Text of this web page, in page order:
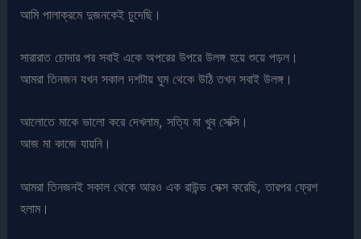
আমি পালাক্রমে দুজনকেই চুদেছি।
সারারাত চোদার পর সবাই একে অপরের উপরে উলঙ্গ হয়ে শুয়ে পড়ল।
আমরা তিনজন যখন সকাল দশটায় ঘুম থেকে উঠি তখন সবাই উলঙ্গ।
আলোতে মাকে ভালো করে দেখলাম, সত্যি মা খুব সেক্সি।
আজ মা কাজে যায়নি।
আমরা তিনজনই সকাল থেকে আরও এক রাউন্ড সেক্স করেছি, তারপর ফ্রেশ
হলাম।